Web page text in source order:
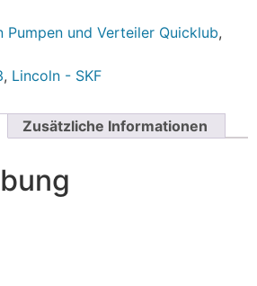
Pumpen und Verteiler Quicklub,
, Lincoln - SKF
Zusätzliche Informationen